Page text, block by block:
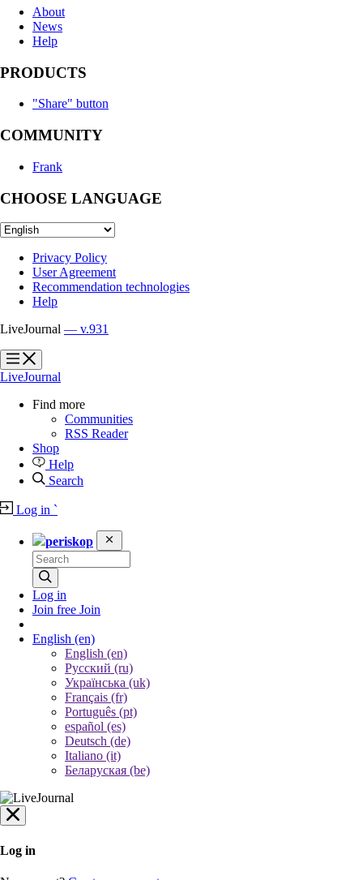
About
News
Help
PRODUCTS
"Share" button
COMMUNITY
Frank
CHOOSE LANGUAGE
Privacy Policy
User Agreement
Recommendation technologies
Help
LiveJournal — v.931
?
?
LiveJournal
Find more
Communities
RSS Reader
Shop
Help
Search
Log in `
periskop
Log in
Join free Join
English (en)
English (en)
Русский (ru)
Українська (uk)
Français (fr)
Português (pt)
español (es)
Deutsch (de)
Italiano (it)
Беларуская (be)
Log in